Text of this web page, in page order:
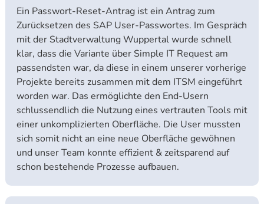
Ein Passwort-Reset-Antrag ist ein Antrag zum
Zurücksetzen des SAP User-Passwortes. Im Gespräch
mit der Stadtverwaltung Wuppertal wurde schnell
klar, dass die Variante über Simple IT Request am
passendsten war, da diese in einem unserer vorherige
Projekte bereits zusammen mit dem ITSM eingeführt
worden war. Das ermöglichte den End-Usern
schlussendlich die Nutzung eines vertrauten Tools mit
einer unkomplizierten Oberfläche. Die User mussten
sich somit nicht an eine neue Oberfläche gewöhnen
und unser Team konnte effizient & zeitsparend auf
schon bestehende Prozesse aufbauen.